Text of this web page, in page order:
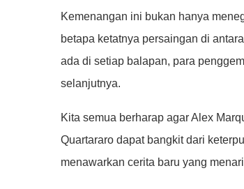
Kemenangan ini bukan hanya
betapa ketatnya persaingan di
ada di setiap balapan, para
selanjutnya.
Kita semua berharap agar Alex
Quartararo dapat bangkit dari
menawarkan cerita baru yang